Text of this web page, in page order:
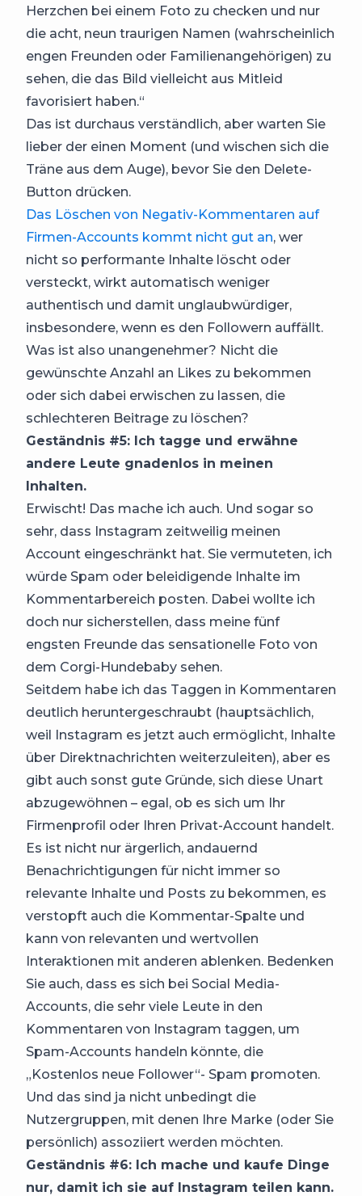
Herzchen bei einem Foto zu checken und nur
die acht, neun traurigen Namen (wahrscheinlich
engen Freunden oder Familienangehörigen) zu
sehen, die das Bild vielleicht aus Mitleid
favorisiert haben.“
Das ist durchaus verständlich, aber warten Sie
lieber der einen Moment (und wischen sich die
Träne aus dem Auge), bevor Sie den Delete-
Button drücken.
Das Löschen von Negativ-Kommentaren auf
Firmen-Accounts kommt nicht gut an, wer
nicht so performante Inhalte löscht oder
versteckt, wirkt automatisch weniger
authentisch und damit unglaubwürdiger,
insbesondere, wenn es den Followern auffällt.
Was ist also unangenehmer? Nicht die
gewünschte Anzahl an Likes zu bekommen
oder sich dabei erwischen zu lassen, die
schlechteren Beitrage zu löschen?
Geständnis #5: Ich tagge und erwähne
andere Leute gnadenlos in meinen
Inhalten.
Erwischt! Das mache ich auch. Und sogar so
sehr, dass Instagram zeitweilig meinen
Account eingeschränkt hat. Sie vermuteten, ich
würde Spam oder beleidigende Inhalte im
Kommentarbereich posten. Dabei wollte ich
doch nur sicherstellen, dass meine fünf
engsten Freunde das sensationelle Foto von
dem Corgi-Hundebaby sehen.
Seitdem habe ich das Taggen in Kommentaren
deutlich heruntergeschraubt (hauptsächlich,
weil Instagram es jetzt auch ermöglicht, Inhalte
über Direktnachrichten weiterzuleiten), aber es
gibt auch sonst gute Gründe, sich diese Unart
abzugewöhnen – egal, ob es sich um Ihr
Firmenprofil oder Ihren Privat-Account handelt.
Es ist nicht nur ärgerlich, andauernd
Benachrichtigungen für nicht immer so
relevante Inhalte und Posts zu bekommen, es
verstopft auch die Kommentar-Spalte und
kann von relevanten und wertvollen
Interaktionen mit anderen ablenken. Bedenken
Sie auch, dass es sich bei Social Media-
Accounts, die sehr viele Leute in den
Kommentaren von Instagram taggen, um
Spam-Accounts handeln könnte, die
„Kostenlos neue Follower“- Spam promoten.
Und das sind ja nicht unbedingt die
Nutzergruppen, mit denen Ihre Marke (oder Sie
persönlich) assoziiert werden möchten.
Geständnis #6: Ich mache und kaufe Dinge
nur, damit ich sie auf Instagram teilen kann.